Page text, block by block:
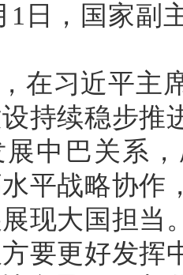
1日，国家副
在习近平主
持续稳步推
展中巴关系
平战略协作
现大国担当
要更好发挥